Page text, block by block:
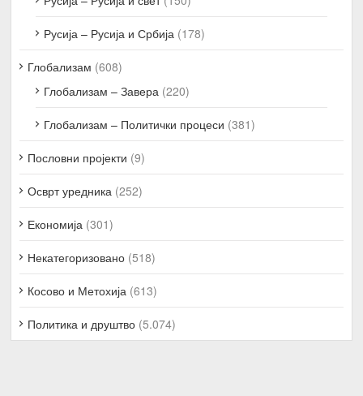
Русија – Русија и Србија (178)
Глобализам (608)
Глобализам – Завера (220)
Глобализам – Политички процеси (381)
Пословни пројекти (9)
Осврт уредника (252)
Економија (301)
Некатегоризовано (518)
Косово и Метохија (613)
Политика и друштво (5.074)